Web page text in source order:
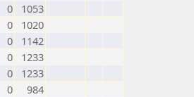
0
1053
0
1020
0
1142
0
1233
0
1233
0
984